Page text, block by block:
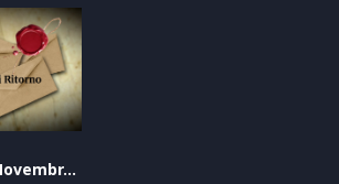
SRDR S1:P01 – 16 Novembre 2020